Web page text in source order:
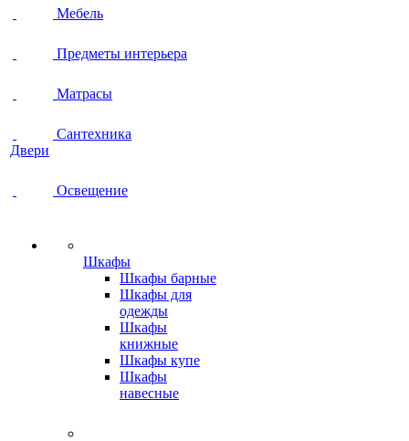
Мебель
Предметы интерьера
Матрасы
Сантехника
Двери
Освещение
Шкафы
Шкафы барные
Шкафы для
одежды
Шкафы
книжные
Шкафы купе
Шкафы
навесные